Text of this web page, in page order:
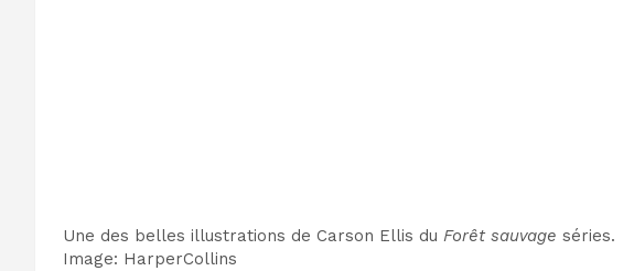
Une des belles illustrations de Carson Ellis du Forêt sauvage séries.
Image: HarperCollins